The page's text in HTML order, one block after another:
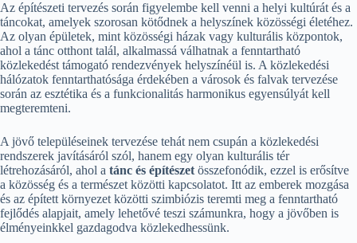
Az építészeti tervezés során figyelembe kell venni a helyi kultúrát és a
táncokat, amelyek szorosan kötődnek a helyszínek közösségi életéhez.
Az olyan épületek, mint közösségi házak vagy kulturális központok,
ahol a tánc otthont talál, alkalmassá válhatnak a fenntartható
közlekedést támogató rendezvények helyszínéül is. A közlekedési
hálózatok fenntarthatósága érdekében a városok és falvak tervezése
során az esztétika és a funkcionalitás harmonikus egyensúlyát kell
megteremteni.
A jövő településeinek tervezése tehát nem csupán a közlekedési
rendszerek javításáról szól, hanem egy olyan kulturális tér
létrehozásáról, ahol a tánc és építészet összefonódik, ezzel is erősítve
a közösség és a természet közötti kapcsolatot. Itt az emberek mozgása
és az épített környezet közötti szimbiózis teremti meg a fenntartható
fejlődés alapjait, amely lehetővé teszi számunkra, hogy a jövőben is
élményeinkkel gazdagodva közlekedhessünk.